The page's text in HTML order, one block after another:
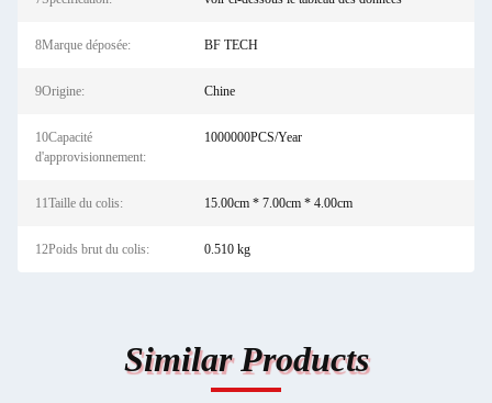
8Marque déposée: BF TECH
9Origine: Chine
10Capacité
d'approvisionnement:
1000000PCS/Year
11Taille du colis: 15.00cm * 7.00cm * 4.00cm
12Poids brut du colis: 0.510 kg
Similar Products